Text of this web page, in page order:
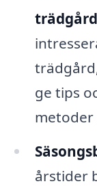
ge tips
metoder
årstider